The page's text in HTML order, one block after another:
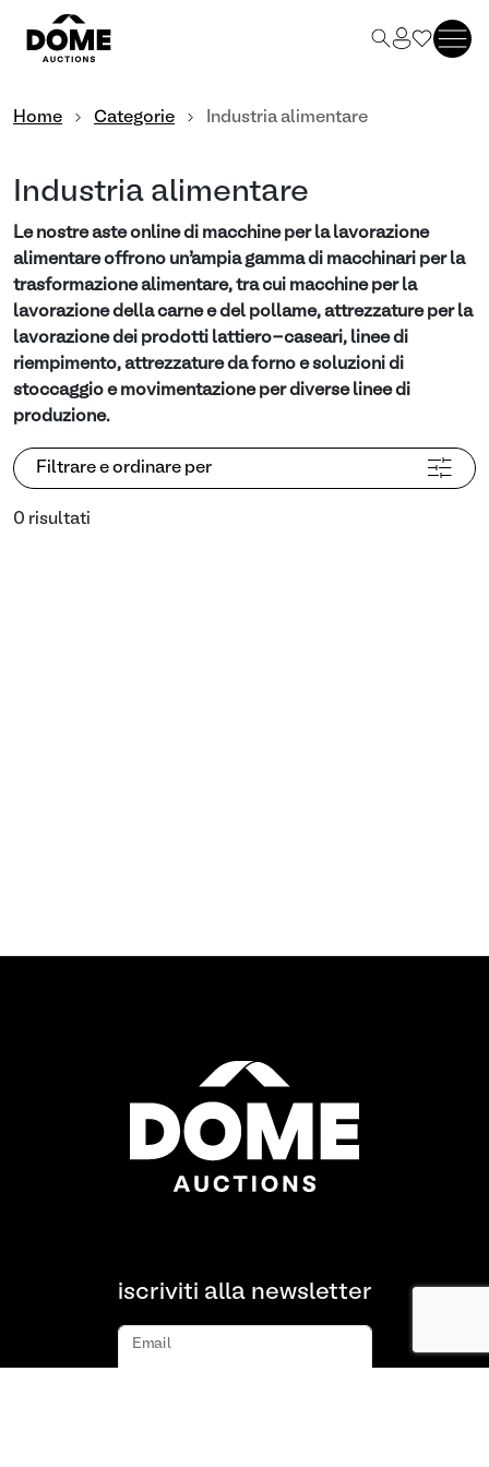
Home Categorie Industria alimentare
Industria alimentare
Le nostre aste online di macchine per la lavorazione
alimentare offrono un’ampia gamma di macchinari per la
trasformazione alimentare, tra cui macchine per la
lavorazione della carne e del pollame, attrezzature per la
lavorazione dei prodotti lattiero-caseari, linee di
riempimento, attrezzature da forno e soluzioni di
stoccaggio e movimentazione per diverse linee di
produzione.
Filtrare e ordinare per
0 risultati
iscriviti alla newsletter
Email